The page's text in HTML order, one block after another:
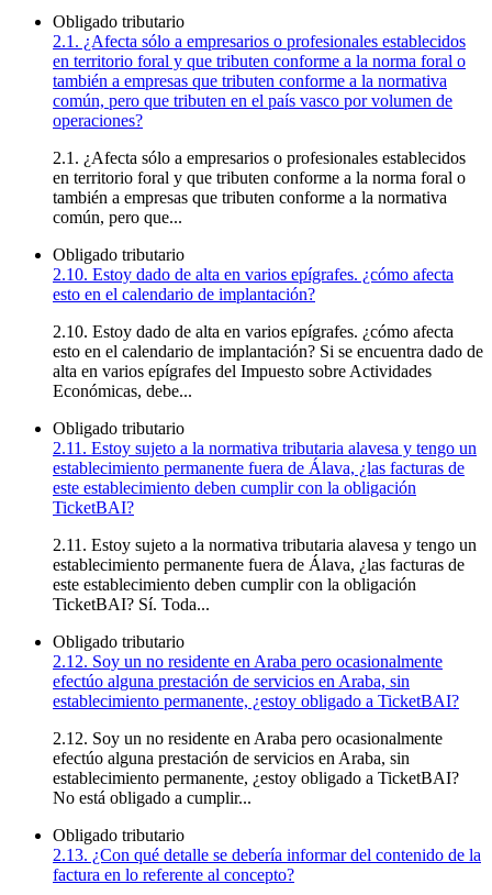
Obligado tributario
2.1. ¿Afecta sólo a empresarios o profesionales establecidos
en territorio foral y que tributen conforme a la norma foral o
también a empresas que tributen conforme a la normativa
común, pero que tributen en el país vasco por volumen de
operaciones?
2.1. ¿Afecta sólo a empresarios o profesionales establecidos
en territorio foral y que tributen conforme a la norma foral o
también a empresas que tributen conforme a la normativa
común, pero que...
Obligado tributario
2.10. Estoy dado de alta en varios epígrafes. ¿cómo afecta
esto en el calendario de implantación?
2.10. Estoy dado de alta en varios epígrafes. ¿cómo afecta
esto en el calendario de implantación? Si se encuentra dado de
alta en varios epígrafes del Impuesto sobre Actividades
Económicas, debe...
Obligado tributario
2.11. Estoy sujeto a la normativa tributaria alavesa y tengo un
establecimiento permanente fuera de Álava, ¿las facturas de
este establecimiento deben cumplir con la obligación
TicketBAI?
2.11. Estoy sujeto a la normativa tributaria alavesa y tengo un
establecimiento permanente fuera de Álava, ¿las facturas de
este establecimiento deben cumplir con la obligación
TicketBAI? Sí. Toda...
Obligado tributario
2.12. Soy un no residente en Araba pero ocasionalmente
efectúo alguna prestación de servicios en Araba, sin
establecimiento permanente, ¿estoy obligado a TicketBAI?
2.12. Soy un no residente en Araba pero ocasionalmente
efectúo alguna prestación de servicios en Araba, sin
establecimiento permanente, ¿estoy obligado a TicketBAI?
No está obligado a cumplir...
Obligado tributario
2.13. ¿Con qué detalle se debería informar del contenido de la
factura en lo referente al concepto?